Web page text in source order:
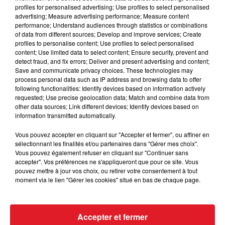
Il vous suffit de vous inscrire ci-dessous afin de
participer au tirage au sort.
Le gagnant sera contacté par téléphone.
Bonne Chance....
Le jeu est terminé
profiles for personalised advertising; Use profiles to select personalised
advertising; Measure advertising performance; Measure content
performance; Understand audiences through statistics or combinations
of data from different sources; Develop and improve services; Create
profiles to personalise content; Use profiles to select personalised
content; Use limited data to select content; Ensure security, prevent and
detect fraud, and fix errors; Deliver and present advertising and content;
Save and communicate privacy choices. These technologies may
process personal data such as IP address and browsing data to offer
following functionalities: Identify devices based on information actively
requested; Use precise geolocation data; Match and combine data from
other data sources; Link different devices; Identify devices based on
information transmitted automatically.
Vous pouvez accepter en cliquant sur "Accepter et fermer", ou affiner en
sélectionnant les finalités et/ou partenaires dans "Gérer mes choix".
Vous pouvez également refuser en cliquant sur "Continuer sans
accepter". Vos préférences ne s'appliqueront que pour ce site. Vous
pouvez mettre à jour vos choix, ou retirer votre consentement à tout
moment via le lien "Gérer les cookies" situé en bas de chaque page.
Accepter et fermer